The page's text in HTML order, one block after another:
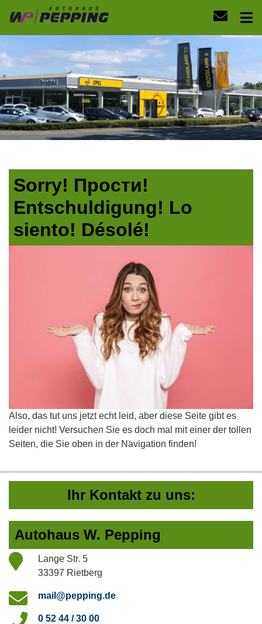
Sorry! Прости!
Entschuldigung! Lo
siento! Désolé!
Also, das tut uns jetzt echt leid, aber diese Seite gibt es
leider nicht! Versuchen Sie es doch mal mit einer der tollen
Seiten, die Sie oben in der Navigation finden!
Ihr Kontakt zu uns:
Autohaus W. Pepping
Lange Str. 5
33397 Rietberg
mail@pepping.de
0 52 44 / 30 00